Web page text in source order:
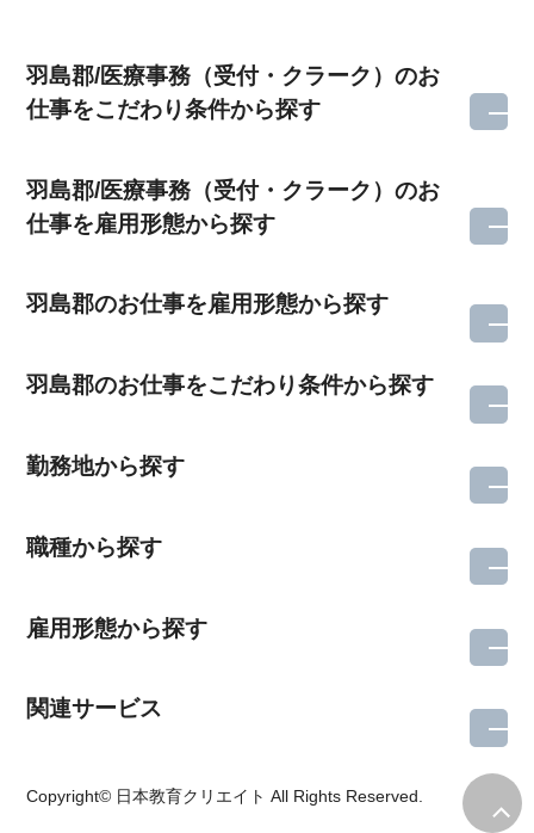
羽島郡/医療事務（受付・クラーク）のお
仕事をこだわり条件から探す
羽島郡/医療事務（受付・クラーク）のお
仕事を雇用形態から探す
羽島郡のお仕事を雇用形態から探す
羽島郡のお仕事をこだわり条件から探す
勤務地から探す
職種から探す
雇用形態から探す
関連サービス
Copyright© 日本教育クリエイト All Rights Reserved.
所在地のエリアを選択してください